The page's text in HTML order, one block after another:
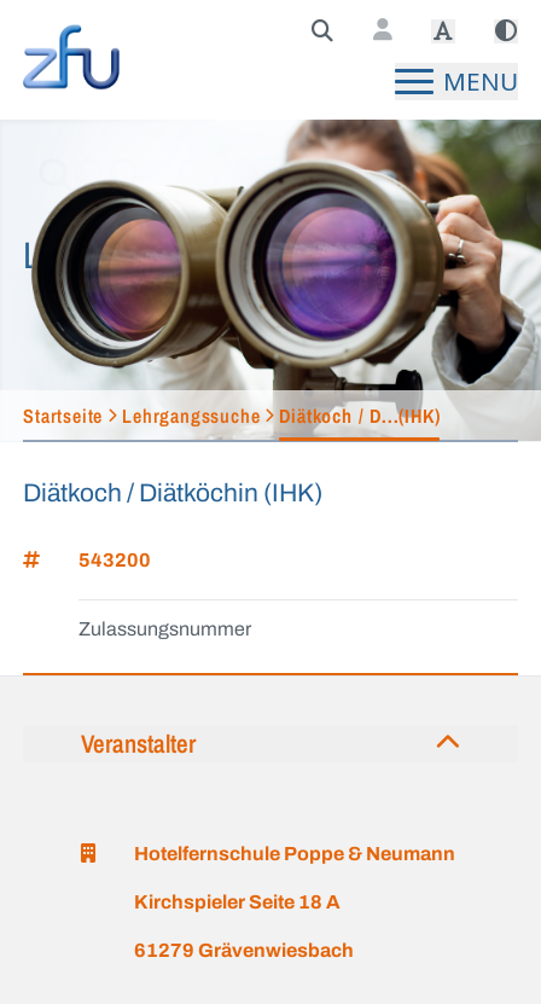
Zentralstelle für Fernunterricht Hauptseite
MENU
Lehrgangssuche
Startseite Lehrgangssuche Diätkoch / D...(IHK)
Diätkoch / Diätköchin (IHK)
543200
Zulassungsnummer
Veranstalter
Hotelfernschule Poppe & Neumann
Kirchspieler Seite 18 A
61279 Grävenwiesbach